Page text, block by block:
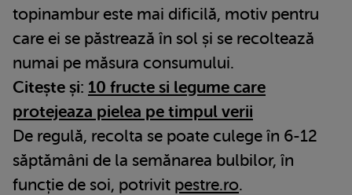
topinambur este mai dificilă, motiv pentru
care ei se păstrează în sol și se recoltează
numai pe măsura consumului.
Citește și: 10 fructe si legume care
protejeaza pielea pe timpul verii
De regulă, recolta se poate culege în 6-12
săptămâni de la semănarea bulbilor, în
funcție de soi, potrivit pestre.ro.